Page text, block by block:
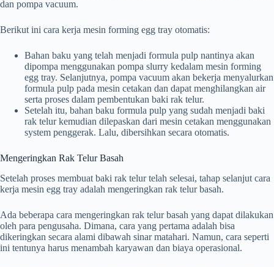
dan pompa vacuum.
Berikut ini cara kerja mesin forming egg tray otomatis:
Bahan baku yang telah menjadi formula pulp nantinya akan
dipompa menggunakan pompa slurry kedalam mesin forming
egg tray. Selanjutnya, pompa vacuum akan bekerja menyalurkan
formula pulp pada mesin cetakan dan dapat menghilangkan air
serta proses dalam pembentukan baki rak telur.
Setelah itu, bahan baku formula pulp yang sudah menjadi baki
rak telur kemudian dilepaskan dari mesin cetakan menggunakan
system penggerak. Lalu, dibersihkan secara otomatis.
Mengeringkan Rak Telur Basah
Setelah proses membuat baki rak telur telah selesai, tahap selanjut cara
kerja mesin egg tray adalah mengeringkan rak telur basah.
Ada beberapa cara mengeringkan rak telur basah yang dapat dilakukan
oleh para pengusaha. Dimana, cara yang pertama adalah bisa
dikeringkan secara alami dibawah sinar matahari. Namun, cara seperti
ini tentunya harus menambah karyawan dan biaya operasional.